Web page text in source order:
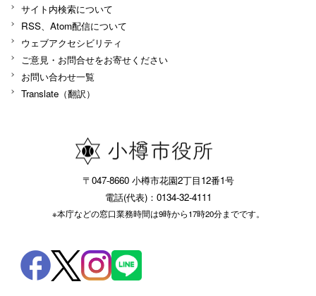
サイト内検索について
RSS、Atom配信について
ウェブアクセシビリティ
ご意見・お問合せをお寄せください
お問い合わせ一覧
Translate（翻訳）
〒047-8660 小樽市花園2丁目12番1号
電話(代表)：0134-32-4111
※本庁などの窓口業務時間は9時から17時20分までです。